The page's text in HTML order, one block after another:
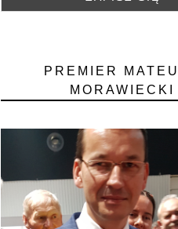
PREMIER
MORAWIECKI